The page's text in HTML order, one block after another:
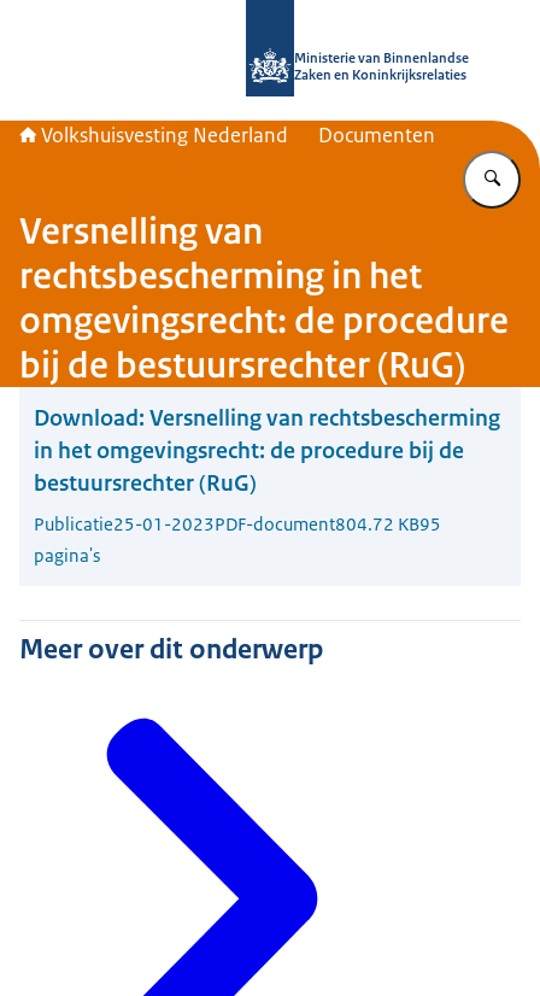
Ministerie van Binnenlandse
Zaken en Koninkrijksrelaties
Volkshuisvesting Nederland Documenten
Versnelling van
rechtsbescherming in het
omgevingsrecht: de procedure
bij de bestuursrechter (RuG)
Download: Versnelling van rechtsbescherming
in het omgevingsrecht: de procedure bij de
bestuursrechter (RuG)
Publicatie25-01-2023PDF-document804.72 KB95
pagina's
Meer over dit onderwerp